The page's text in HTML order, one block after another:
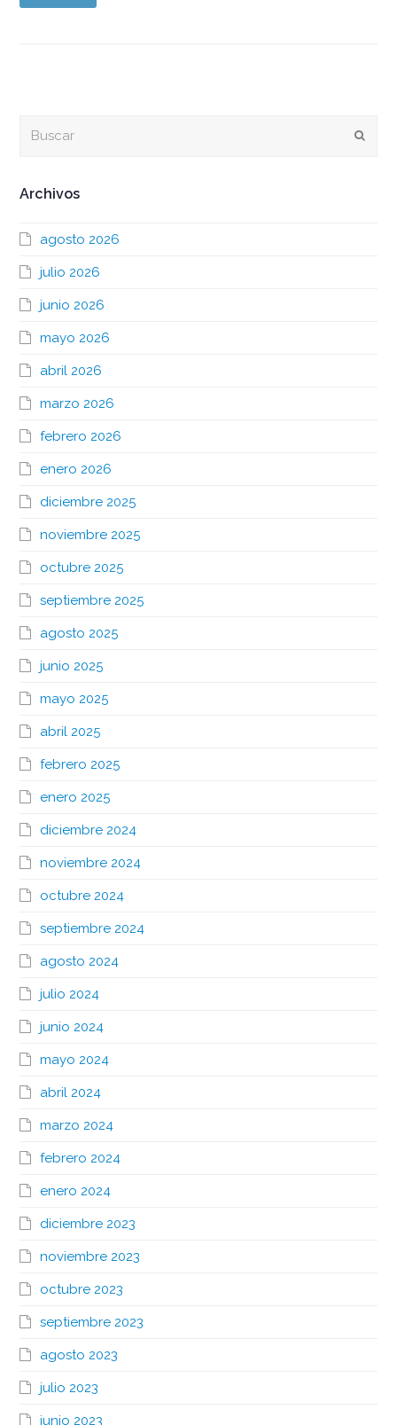
Archivos
agosto 2026
julio 2026
junio 2026
mayo 2026
abril 2026
marzo 2026
febrero 2026
enero 2026
diciembre 2025
noviembre 2025
octubre 2025
septiembre 2025
agosto 2025
junio 2025
mayo 2025
abril 2025
febrero 2025
enero 2025
diciembre 2024
noviembre 2024
octubre 2024
septiembre 2024
agosto 2024
julio 2024
junio 2024
mayo 2024
abril 2024
marzo 2024
febrero 2024
enero 2024
diciembre 2023
noviembre 2023
octubre 2023
septiembre 2023
agosto 2023
julio 2023
junio 2023